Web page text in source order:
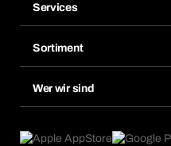
Merklisten
Nachbestellungen
Dauerauftrag
Services
Chemical Safety Management
eProcurement
Produktfinder
Sortiment
Wer wir sind
Was uns antreibt